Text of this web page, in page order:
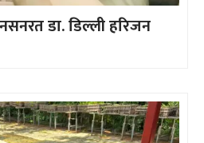
डा. डिल्ली हरिजन